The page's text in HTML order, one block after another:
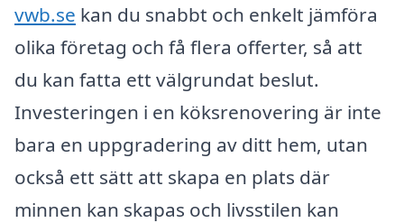
vwb.se kan du snabbt och enkelt jämföra
olika företag och få flera offerter, så att
du kan fatta ett välgrundat beslut.
Investeringen i en köksrenovering är inte
bara en uppgradering av ditt hem, utan
också ett sätt att skapa en plats där
minnen kan skapas och livsstilen kan